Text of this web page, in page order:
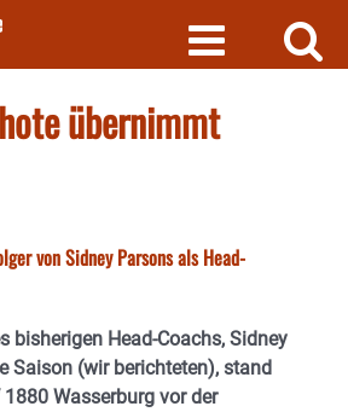
übernimmt
von Sidney Parsons als Head-
bisherigen Head-Coachs, Sidney
Saison (wir berichteten), stand
Wasserburg vor der